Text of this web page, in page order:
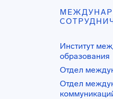
Институт
образования
Отдел
Отдел